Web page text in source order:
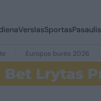
VerslasSportasPasaulis
Europos burės 2026